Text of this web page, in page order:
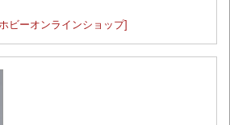
ーオンラインショップ]